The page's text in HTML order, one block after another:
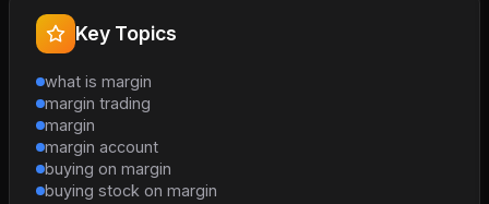
Key Topics
what is margin
margin trading
margin
margin account
buying on margin
buying stock on margin